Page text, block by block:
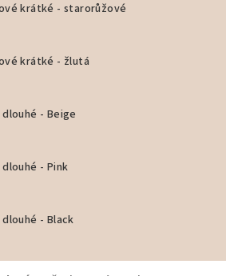
krátké - starorůžové
krátké - žlutá
- Beige
- Pink
- Black